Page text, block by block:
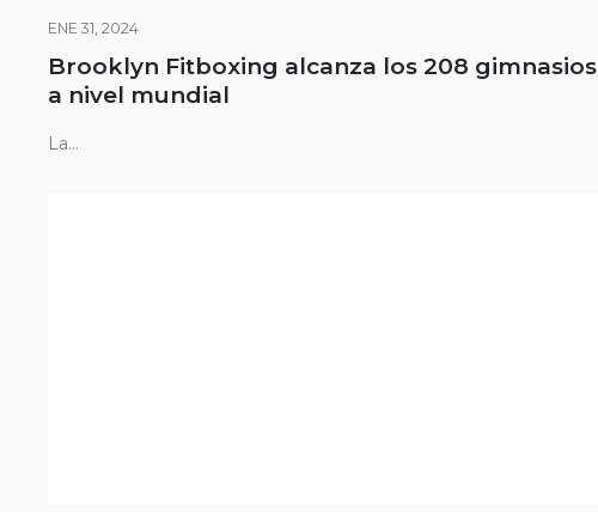
ENE 31, 2024
Brooklyn Fitboxing alcanza los 208 gimnasios
a nivel mundial
La...